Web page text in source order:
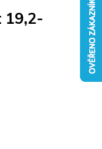
19,2-